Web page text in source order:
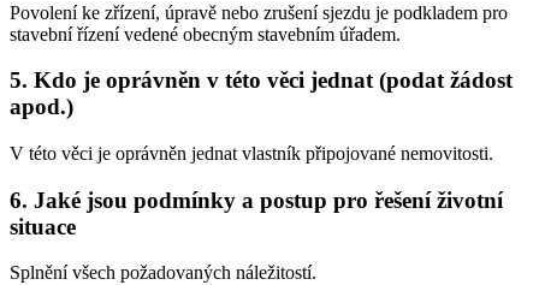
Povolení ke zřízení, úpravě nebo zrušení sjezdu je podkladem pro
stavební řízení vedené obecným stavebním úřadem.
5. Kdo je oprávněn v této věci jednat (podat žádost
apod.)
V této věci je oprávněn jednat vlastník připojované nemovitosti.
6. Jaké jsou podmínky a postup pro řešení životní
situace
Splnění všech požadovaných náležitostí.